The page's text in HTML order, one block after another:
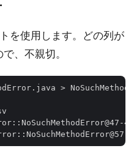
を使用します。どの列が
、不親切。
>